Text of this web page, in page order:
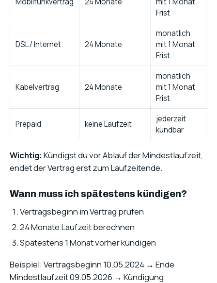
Frist
DSL / Internet 24 Monate
monatlich
mit 1 Monat
Frist
Kabelvertrag 24 Monate
monatlich
mit 1 Monat
Frist
Prepaid keine Laufzeit
jederzeit
kündbar
Wichtig:Kündigst du vor Ablauf der Mindestlaufzeit,
endet der Vertrag erst zum Laufzeitende.
Wann muss ich spätestens kündigen?
Vertragsbeginn im Vertrag prüfen
24 Monate Laufzeit berechnen
Spätestens 1 Monat vorher kündigen
Beispiel: Vertragsbeginn 10.05.2024 → Ende
Mindestlaufzeit 09.05.2026 → Kündigung